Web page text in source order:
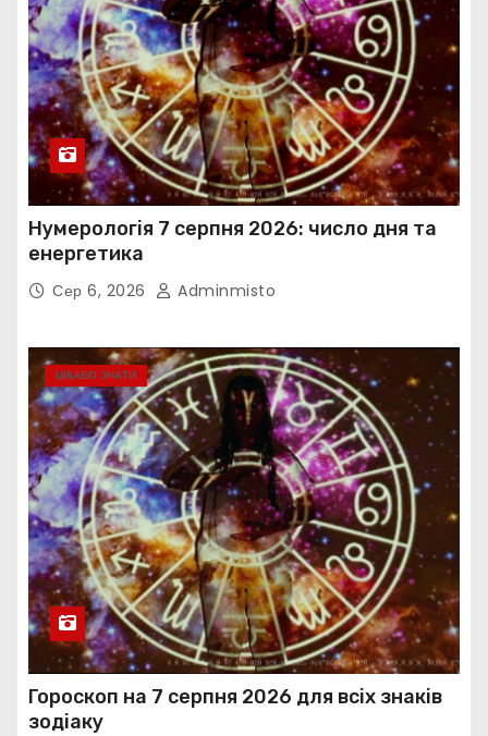
Нумерологія 7 серпня 2026: число дня та
енергетика
Сер 6, 2026 Adminmisto
ЦІКАВО ЗНАТИ
Гороскоп на 7 серпня 2026 для всіх знаків
зодіаку